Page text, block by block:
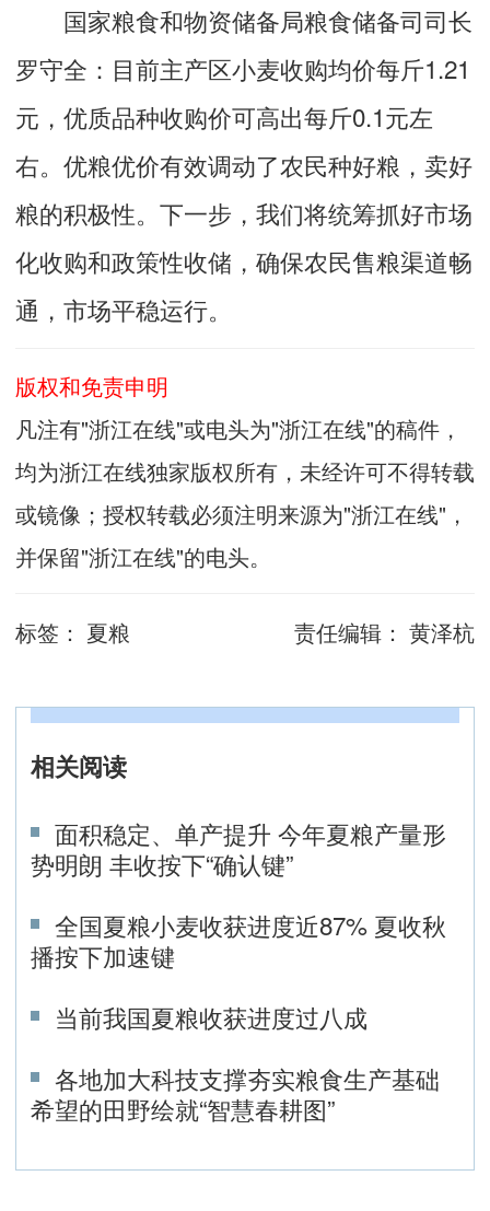
国家粮食和物资储备局粮食储备司司长
罗守全： 目前主产区小麦收购均价每斤1.21
元，优质品种收购价可高出每斤0.1元左
右。优粮优价有效调动了农民种好粮，卖好
粮的积极性。下一步，我们将统筹抓好市场
化收购和政策性收储，确保农民售粮渠道畅
通，市场平稳运行。
版权和免责申明
凡注有"浙江在线"或电头为"浙江在线"的稿件，
均为浙江在线独家版权所有，未经许可不得转载
或镜像；授权转载必须注明来源为"浙江在线"，
并保留"浙江在线"的电头。
标签： 夏粮 责任编辑： 黄泽杭
相关阅读
面积稳定、单产提升 今年夏粮产量形
势明朗 丰收按下“确认键”‌
全国夏粮小麦收获进度近87% 夏收秋
播按下加速键
当前我国夏粮收获进度过八成
各地加大科技支撑夯实粮食生产基础
希望的田野绘就“智慧春耕图”